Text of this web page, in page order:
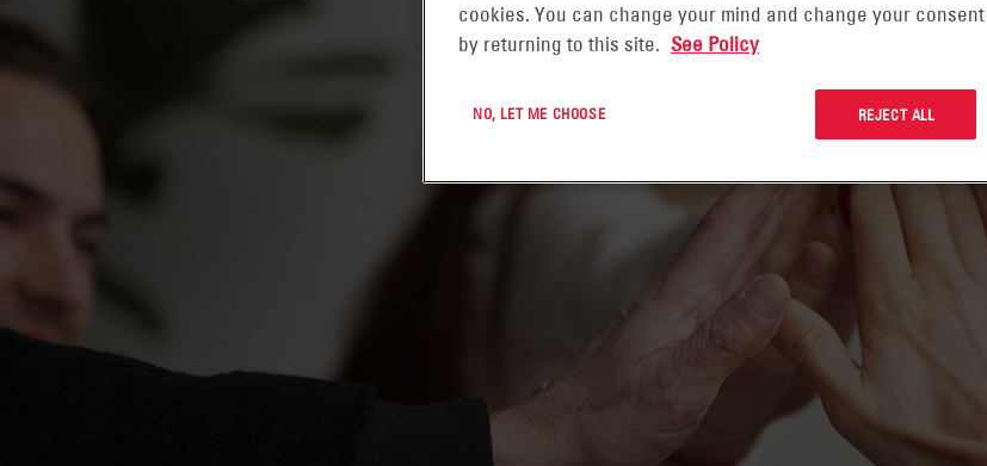
cookies. You can change your mind and change your
by returning to this site. See Policy
NO, LET ME CHOOSE REJECT ALL